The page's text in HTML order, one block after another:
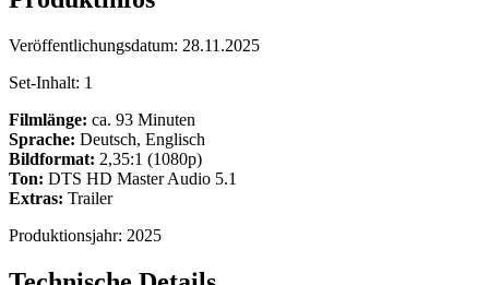
Veröffentlichungsdatum: 28.11.2025
Set-Inhalt: 1
Filmlänge: ca. 93 Minuten
Sprache: Deutsch, Englisch
Bildformat: 2,35:1 (1080p)
Ton: DTS HD Master Audio 5.1
Extras: Trailer
Produktionsjahr: 2025